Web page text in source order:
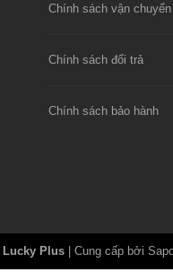
Chính sách vận chuyển
Chính sách đổi trả
Chính sách bảo hành
Lucky Plus Cung cấp bởi